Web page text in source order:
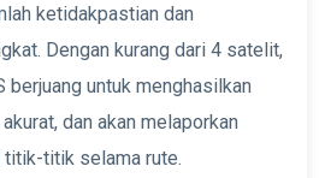
ketidakpastian dan
Dengan kurang dari 4 satelit,
berjuang untuk menghasilkan
dan akan melaporkan
titik-titik selama rute.